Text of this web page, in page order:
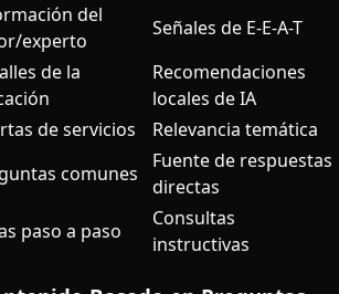
del
experto
Señales de E-E-A-T
de la
Recomendaciones
locales de IA
de servicios
Relevancia temática
comunes
Fuente de respuestas
directas
paso a paso
Consultas
instructivas